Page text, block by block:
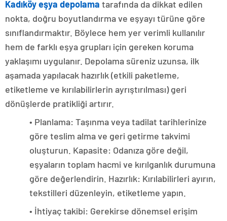
Kadıköy eşya depolama tarafında da dikkat edilen
nokta, doğru boyutlandırma ve eşyayı türüne göre
sınıflandırmaktır. Böylece hem yer verimli kullanılır
hem de farklı eşya grupları için gereken koruma
yaklaşımı uygulanır. Depolama süreniz uzunsa, ilk
aşamada yapılacak hazırlık (etkili paketleme,
etiketleme ve kırılabilirlerin ayrıştırılması) geri
dönüşlerde pratikliği artırır.
• Planlama: Taşınma veya tadilat tarihlerinize
göre teslim alma ve geri getirme takvimi
oluşturun. Kapasite: Odanıza göre değil,
eşyaların toplam hacmi ve kırılganlık durumuna
göre değerlendirin. Hazırlık: Kırılabilirleri ayırın,
tekstilleri düzenleyin, etiketleme yapın.
• İhtiyaç takibi: Gerekirse dönemsel erişim